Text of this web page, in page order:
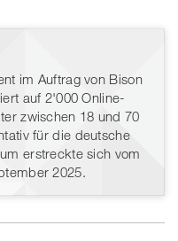
im Auftrag von Bison
auf 2'000 Online-
zwischen 18 und 70
für die deutsche
erstreckte sich vom
2025.